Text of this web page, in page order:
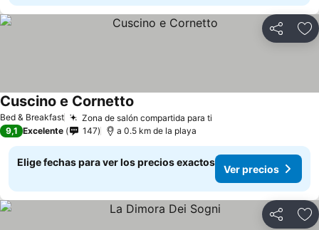
Compartir
Bed & Breakfast Zona de salón compartida para ti
Cuscino e Cornetto
9,1 Excelente 147 a 0.5 km de la playa
Elige fechas para ver los precios exactos
Ver precios
Compartir